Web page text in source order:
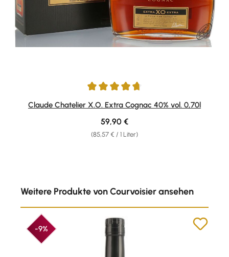
Durchschnittliche Bewertung von 4.75 von 5 Sternen
Claude Chatelier X.O. Extra Cognac 40% vol. 0,70l
(85,57 € / 1 Liter)
Regulärer Preis:
59,90 €
Weitere Produkte von Courvoisier ansehen
-9%